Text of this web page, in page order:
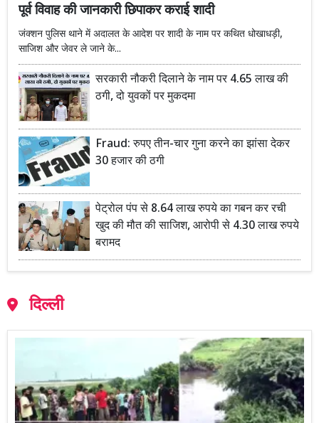
पूर्व विवाह की जानकारी छिपाकर कराई शादी
जंक्शन पुलिस थाने में अदालत के आदेश पर शादी के नाम पर कथित धोखाधड़ी,
साजिश और जेवर ले जाने के...
सरकारी नौकरी दिलाने के नाम पर 4.65 लाख की
ठगी, दो युवकों पर मुकदमा
Fraud: रुपए तीन-चार गुना करने का झांसा देकर
30 हजार की ठगी
पेट्रोल पंप से 8.64 लाख रुपये का गबन कर रची
खुद की मौत की साजिश, आरोपी से 4.30 लाख रुपये
बरामद
दिल्ली